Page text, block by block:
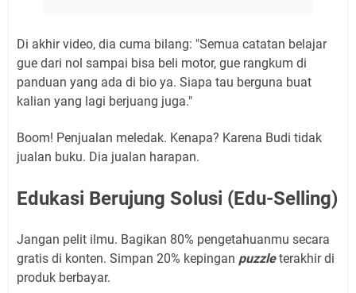
Di akhir video, dia cuma bilang: "Semua catatan belajar
gue dari nol sampai bisa beli motor, gue rangkum di
panduan yang ada di bio ya. Siapa tau berguna buat
kalian yang lagi berjuang juga."
Boom! Penjualan meledak. Kenapa? Karena Budi tidak
jualan buku. Dia jualan harapan.
Edukasi Berujung Solusi (Edu-Selling)
Jangan pelit ilmu. Bagikan 80% pengetahuanmu secara
gratis di konten. Simpan 20% kepingan puzzleterakhir di
produk berbayar.